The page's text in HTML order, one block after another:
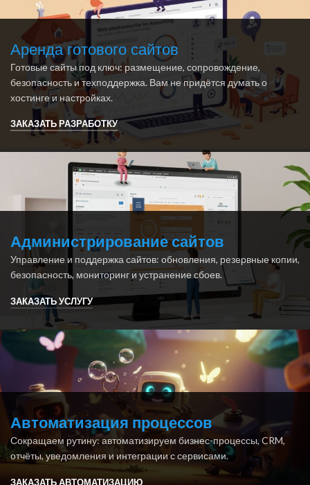
Аренда готового сайтов
Готовые сайты под ключ: размещение, сопровождение,
безопасность и техподдержка. Вам не придётся думать о
хостинге и настройках.
ЗАКАЗАТЬ РАЗРАБОТКУ
Администрирование сайтов
Управление и поддержка сайтов: обновления, резервные копии,
безопасность, мониторинг и устранение сбоев.
ЗАКАЗАТЬ УСЛУГУ
Автоматизация процессов
Сокращаем рутину: автоматизируем бизнес-процессы, CRM,
отчёты, уведомления и интеграции с сервисами.
ЗАКАЗАТЬ АВТОМАТИЗАЦИЮ